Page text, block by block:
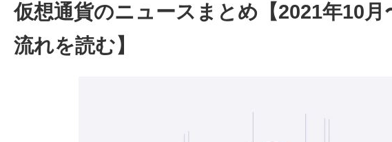
仮想通貨のニュースまとめ【2021年10月
流れを読む】